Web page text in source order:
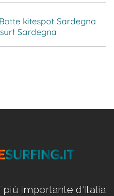
kitespot Sardegna
Sardegna
importante d'Italia